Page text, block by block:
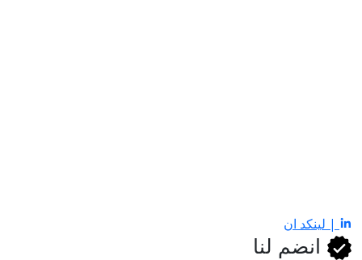
| لينكد ان
انضم لنا